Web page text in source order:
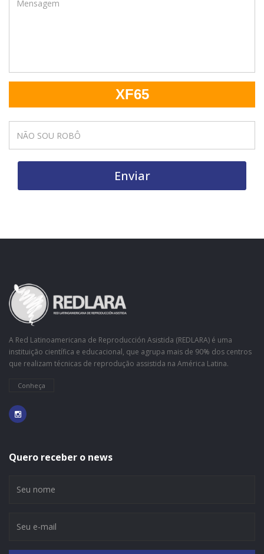
XF65
Enviar
A Red Latinoamericana de Reproducción Asistida (REDLARA) é uma
instituição científica e educacional, que agrupa mais de 90% dos centros
que realizam técnicas de reprodução assistida na América Latina.
Conheça
Quero receber o news